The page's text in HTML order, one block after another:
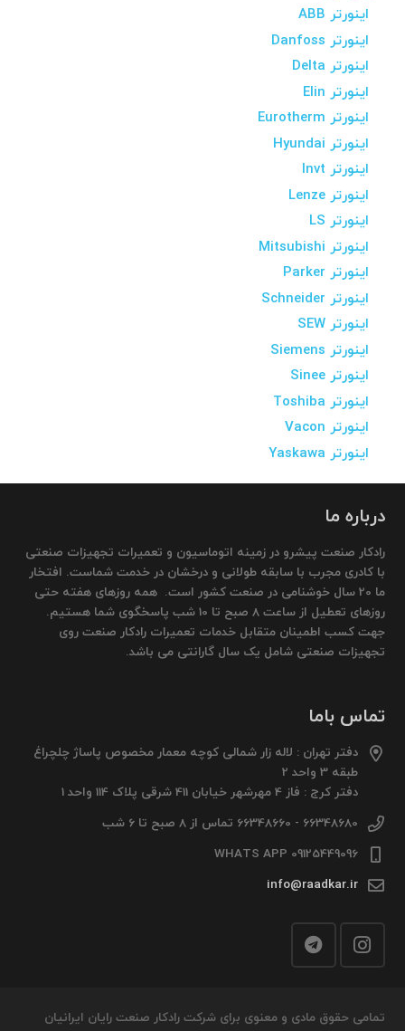
اینورتر ABB
اینورتر Danfoss
اینورتر Delta
اینورتر Elin
اینورتر Eurotherm
اینورتر Hyundai
اینورتر Invt
اینورتر Lenze
اینورتر LS
اینورتر Mitsubishi
اینورتر Parker
اینورتر Schneider
اینورتر SEW
اینورتر Siemens
اینورتر Sinee
اینورتر Toshiba
اینورتر Vacon
اینورتر Yaskawa
درباره ما
رادکار صنعت پیشرو در زمینه اتوماسیون و تعمیرات تجهیزات صنعتی
با کادری مجرب با سابقه طولانی و درخشان در خدمت شماست. افتخار
ما 20 سال خوشنامی در صنعت کشور است. همه روزهای هفته حتی
روزهای تعطیل از ساعت 8 صبح تا 10 شب پاسخگوی شما هستیم.
جهت کسب اطمینان متقابل خدمات تعمیرات رادکار صنعت روی
تجهیزات صنعتی شامل یک سال گارانتی می باشد.
تماس باما
دفتر تهران : لاله زار شمالی کوچه معمار مخصوص پاساژ چلچراغ
طبقه 3 واحد 2
دفتر کرج : فاز 4 مهرشهر خیابان 411 شرقی پلاک 114 واحد 1
66348680 - 66348660 تماس از 8 صبح تا 6 شب
09125449096 WHATS APP
info@raadkar.ir
تمامی حقوق مادی و معنوی برای شرکت رادکار صنعت رایان ایرانیان